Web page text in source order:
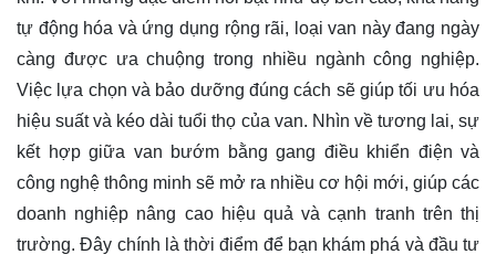
tự động hóa và ứng dụng rộng rãi, loại van này đang ngày
càng được ưa chuộng trong nhiều ngành công nghiệp.
Việc lựa chọn và bảo dưỡng đúng cách sẽ giúp tối ưu hóa
hiệu suất và kéo dài tuổi thọ của van. Nhìn về tương lai, sự
kết hợp giữa van bướm bằng gang điều khiển điện và
công nghệ thông minh sẽ mở ra nhiều cơ hội mới, giúp các
doanh nghiệp nâng cao hiệu quả và cạnh tranh trên thị
trường. Đây chính là thời điểm để bạn khám phá và đầu tư